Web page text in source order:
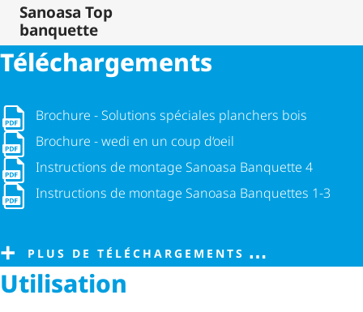
Sanoasa Top
banquette
Télé­char­ge­ments
Brochure - Solutions spéciales planchers bois
Brochure - Solutions spéciales planchers bois
Brochure - wedi en un coup d‘oeil
Brochure - wedi en un coup d‘oeil
Instructions de montage Sanoasa Banquette 4
Instructions de montage Sanoasa Banquette 4
Instructions de montage Sanoasa Banquettes 1-3
Instructions de montage Sanoasa Banquettes 1-3
PLUS DE TÉLÉCHARGEMENTS
Utilisation